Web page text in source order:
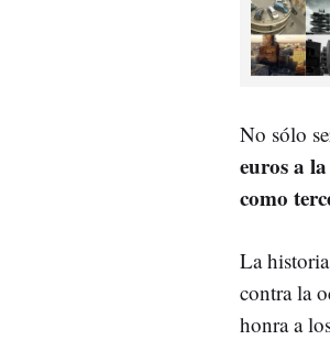
No sólo
euros a
como
La
contra la
honra a